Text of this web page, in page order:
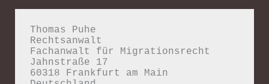
Thomas Puhe
Rechtsanwalt
Fachanwalt für Migrationsrecht
Jahnstraße 17
60318 Frankfurt am Main